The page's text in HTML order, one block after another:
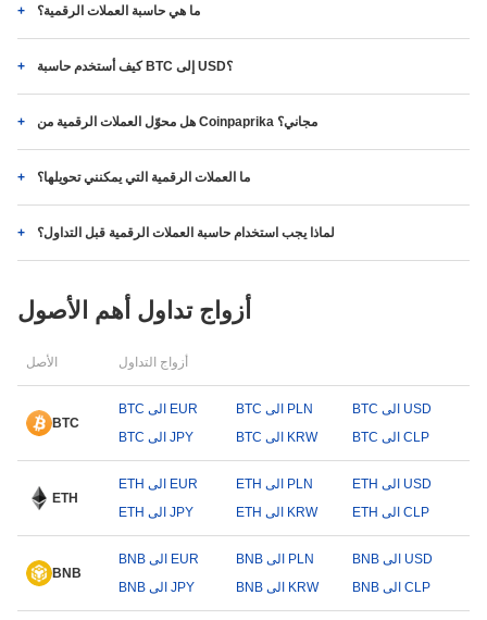
ما هي حاسبة العملات الرقمية؟
كيف أستخدم حاسبة BTC إلى USD؟
هل محوّل العملات الرقمية من Coinpaprika مجاني؟
ما العملات الرقمية التي يمكنني تحويلها؟
لماذا يجب استخدام حاسبة العملات الرقمية قبل التداول؟
أزواج تداول أهم الأصول
الأصل أزواج التداول
BTC
BTC الى EUR BTC الى PLN
BTC الى USD
BTC الى JPY
BTC الى KRW BTC الى CLP
ETH
ETH الى EUR ETH الى PLN
ETH الى USD
ETH الى JPY
ETH الى KRW ETH الى CLP
BNB
BNB الى EUR BNB الى PLN
BNB الى USD
BNB الى JPY
BNB الى KRW BNB الى CLP